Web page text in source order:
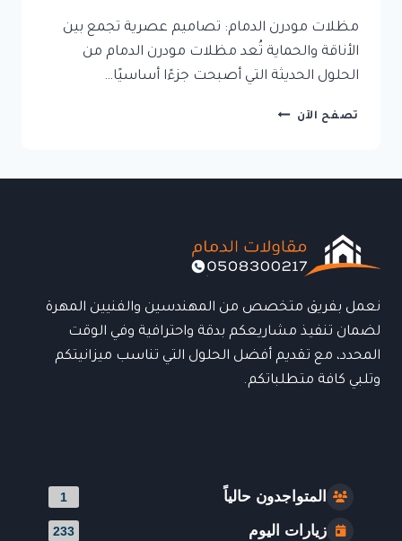
مظلات مودرن الدمام: تصاميم عصرية تجمع بين
الأناقة والحماية تُعد مظلات مودرن الدمام من
الحلول الحديثة التي أصبحت جزءًا أساسيًا…
تصفح الآن مظلات
الأناقة
والحماية
نعمل بفريق متخصص من المهندسين والفنيين المهرة
لضمان تنفيذ مشاريعكم بدقة واحترافية وفي الوقت
المحدد، مع تقديم أفضل الحلول التي تناسب ميزانيتكم
وتلبي كافة متطلباتكم.
المتواجدون حالياً 1
زيارات اليوم 233